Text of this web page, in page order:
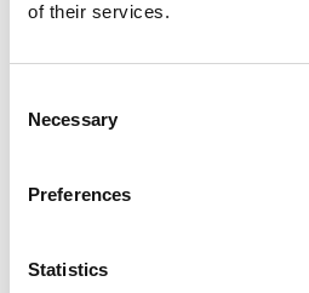
of their services.
Selection
Necessary
Preferences
Statistics
Offre de reprise garantie